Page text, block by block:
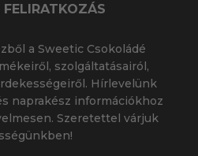
FELIRATKOZÁS
a Sweetic Csokoládé
szolgáltatásairól,
Hírlevelünk
naprakész információkhoz
Szeretettel várjuk